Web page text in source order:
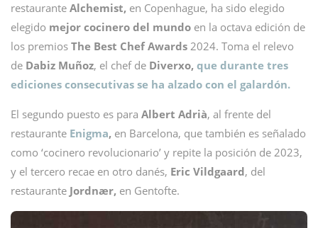
restaurante Alchemist, en Copenhague, ha sido elegido
elegido mejor cocinero del mundo en la octava edición de
los premios The Best Chef Awards 2024. Toma el relevo
de Dabiz Muñoz, el chef de Diverxo, que durante tres
ediciones consecutivas se ha alzado con el galardón.
El segundo puesto es para Albert Adrià, al frente del
restaurante Enigma, en Barcelona, que también es señalado
como ‘cocinero revolucionario’ y repite la posición de 2023,
y el tercero recae en otro danés, Eric Vildgaard, del
restaurante Jordnær, en Gentofte.